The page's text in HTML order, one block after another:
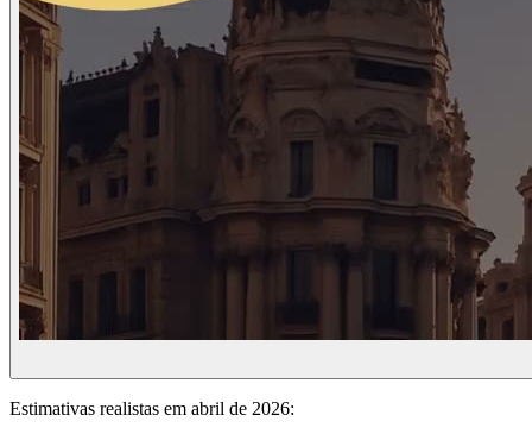
Estimativas realistas em abril de 2026: